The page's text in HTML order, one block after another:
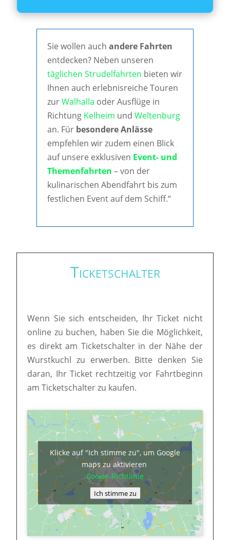
Sie wollen auch andere Fahrten
entdecken? Neben unseren
täglichen Strudelfahrten bieten wir
Ihnen auch erlebnisreiche Touren
zurWalhalla oder Ausflüge in
Richtung Kelheim und Weltenburg
an. Für besondere Anlässe
empfehlen wir zudem einen Blick
auf unsere exklusiven Event- und
Themenfahrten – von der
kulinarischen Abendfahrt bis zum
festlichen Event auf dem Schiff.“
Ticketschalter
Wenn Sie sich entscheiden, Ihr Ticket nicht
online zu buchen, haben Sie die Möglichkeit,
es direkt am Ticketschalter in der Nähe der
Wurstkuchl zu erwerben. Bitte denken Sie
daran, Ihr Ticket rechtzeitig vor Fahrtbeginn
am Ticketschalter zu kaufen.
Klicke auf "Ich stimme zu", um Google
maps zu aktivieren
Cookie-Richtlinie
Ich stimme zu